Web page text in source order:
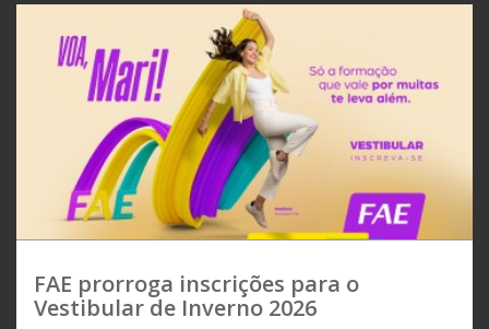
FAE prorroga inscrições para o
Vestibular de Inverno 2026